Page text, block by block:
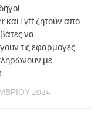
και Lyft ζητούν από
να
τις εφαρμογές
με
2024